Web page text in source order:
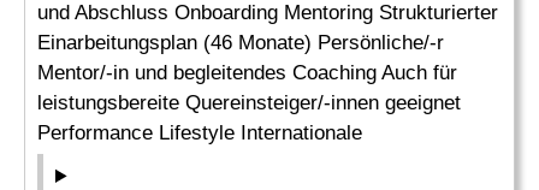
und Abschluss Onboarding Mentoring Strukturierter
Einarbeitungsplan (46 Monate) Persönliche/-r
Mentor/-in und begleitendes Coaching Auch für
leistungsbereite Quereinsteiger/-innen geeignet
Performance Lifestyle Internationale